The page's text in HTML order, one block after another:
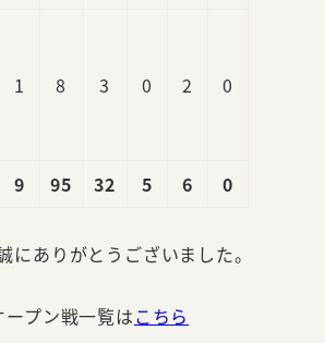
1 8 3 0 2 0
9 95 32 5 6 0
にありがとうございました。
プン戦一覧はこちら